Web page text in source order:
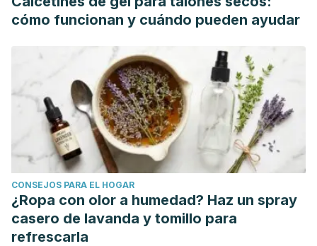
PMID: 22438350.
ncbi.nlm.nih.gov/pubmed/22438350
for Quality and Efficiency in Health Care (IQWiG); 2006-.
Treating chronic sinusitis. 2012 Mar 26 [Updated 2018 Oct
Available from:
https://www.ncbi.nlm.nih.gov/books/NBK279484/.
Kenny H. Chan, ... Andrew H. Liu, in
Pediatric Allergy:
Principles and Practice (Third Edition), 2016.
Lindemann J, Tsakiropoulou E, Scheithauer MO,
Konstantinidis I, Wiesmiller KM.
on nasal mucosal temperature and nasal patency. Am J
Rhinol. 2008 Jul-Aug;22(4):402-5. doi:
cómo funcionan y cuándo pueden ayudar
CONSEJOS PARA EL HOGAR
¿Ropa con olor a humedad? Haz un spray
casero de lavanda y tomillo para
refrescarla